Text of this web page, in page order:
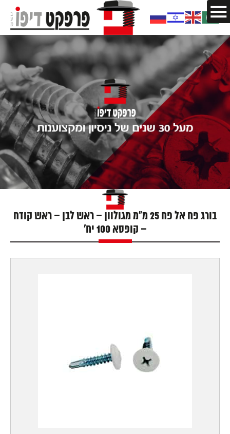
בורג פח אל פח 25 מ"מ מגולוון – ראש לבן – ראש קודח
– קופסא 100 יח'